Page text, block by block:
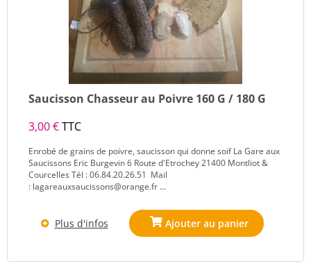
Saucisson Chasseur au Poivre 160 G / 180 G
3,00 €TTC
Enrobé de grains de poivre, saucisson qui donne soif La Gare aux
Saucissons Eric Burgevin 6 Route d'Etrochey 21400 Montliot &
Courcelles Tél : 06.84.20.26.51 Mail
: lagareauxsaucissons@orange.fr ...
Plus d'infos